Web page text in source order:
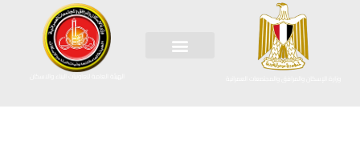
الهيئة العامة لتعاونيات البناء والاسكان